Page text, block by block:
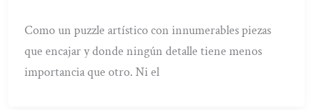
Como un puzzle artístico con innumerables piezas
que encajar y donde ningún detalle tiene menos
importancia que otro. Ni el